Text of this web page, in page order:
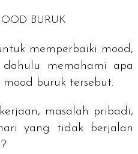
BURUK
memperbaiki mood,
memahami apa
buruk tersebut.
masalah pribadi,
yang tidak berjalan